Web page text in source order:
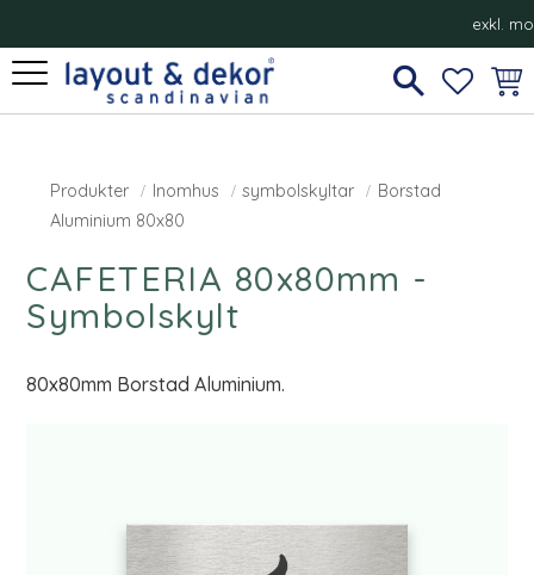
Meny
exkl.
Produkter Inomhus symbolskyltar
Borstad
Aluminium 80x80
CAFETERIA 80x80mm -
Symbolskylt
80x80mm Borstad Aluminium.